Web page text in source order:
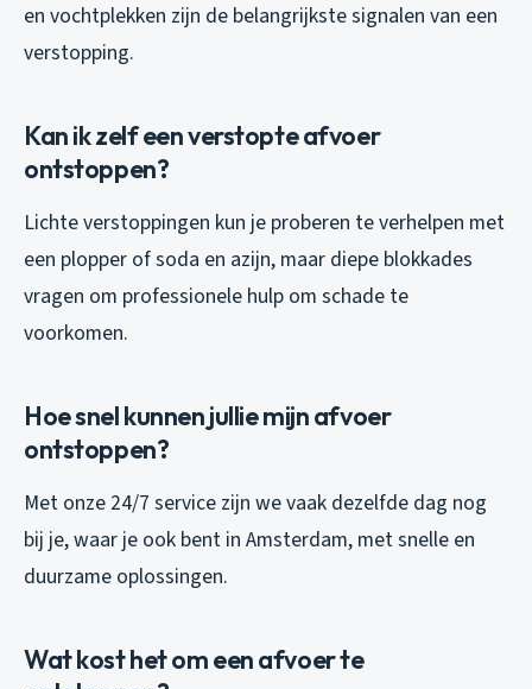
en vochtplekken zijn de belangrijkste signalen van een
verstopping.
Kan ik zelf een verstopte afvoer
ontstoppen?
Lichte verstoppingen kun je proberen te verhelpen met
een plopper of soda en azijn, maar diepe blokkades
vragen om professionele hulp om schade te
voorkomen.
Hoe snel kunnen jullie mijn afvoer
ontstoppen?
Met onze 24/7 service zijn we vaak dezelfde dag nog
bij je, waar je ook bent in Amsterdam, met snelle en
duurzame oplossingen.
Wat kost het om een afvoer te